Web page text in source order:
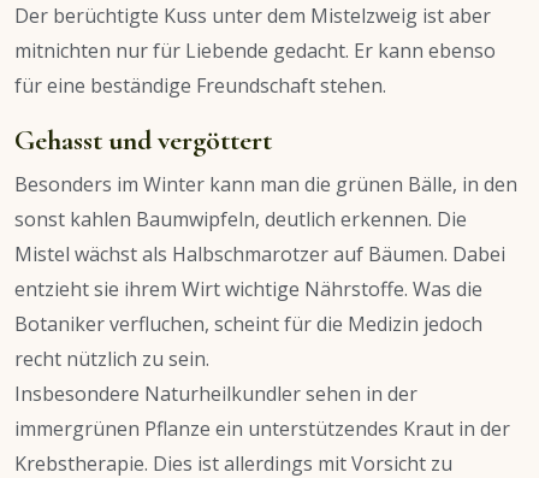
Der berüchtigte Kuss unter dem Mistelzweig ist aber
mitnichten nur für Liebende gedacht. Er kann ebenso
für eine beständige Freundschaft stehen.
Gehasst und vergöttert
Besonders im Winter kann man die grünen Bälle, in den
sonst kahlen Baumwipfeln, deutlich erkennen. Die
Mistel wächst als Halbschmarotzer auf Bäumen. Dabei
entzieht sie ihrem Wirt wichtige Nährstoffe. Was die
Botaniker verfluchen, scheint für die Medizin jedoch
recht nützlich zu sein.
Insbesondere Naturheilkundler sehen in der
immergrünen Pflanze ein unterstützendes Kraut in der
Krebstherapie. Dies ist allerdings mit Vorsicht zu